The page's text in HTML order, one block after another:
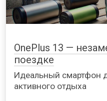
OnePlus 13 —
поездке
Идеальный смартфон
активного отдыха